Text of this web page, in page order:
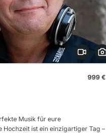
999 €
Musik für eure
Hochzeit ist ein einzigartiger Tag –